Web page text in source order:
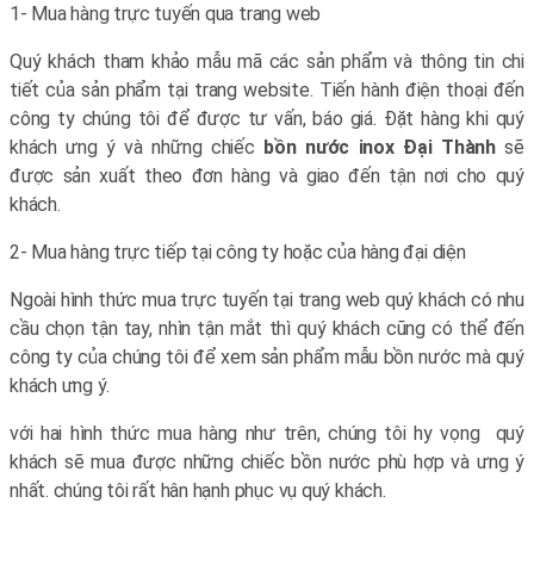
1- Mua hàng trực tuyến qua trang web
Quý khách tham khảo mẫu mã các sản phẩm và thông tin chi
tiết của sản phẩm tại trang website. Tiến hành điện thoại đến
công ty chúng tôi để được tư vấn, báo giá. Đặt hàng khi quý
khách ưng ý và những chiếc bồn nước inox Đại Thànhsẽ
được sản xuất theo đơn hàng và giao đến tận nơi cho quý
khách.
2- Mua hàng trực tiếp tại công ty hoặc của hàng đại diện
Ngoài hình thức mua trực tuyến tại trang web quý khách có nhu
cầu chọn tận tay, nhìn tận mắt thì quý khách cũng có thể đến
công ty của chúng tôi để xem sản phẩm mẫu bồn nước mà quý
khách ưng ý.
với hai hình thức mua hàng như trên, chúng tôi hy vọng quý
khách sẽ mua được những chiếc bồn nước phù hợp và ưng ý
nhất. chúng tôi rất hân hạnh phục vụ quý khách.